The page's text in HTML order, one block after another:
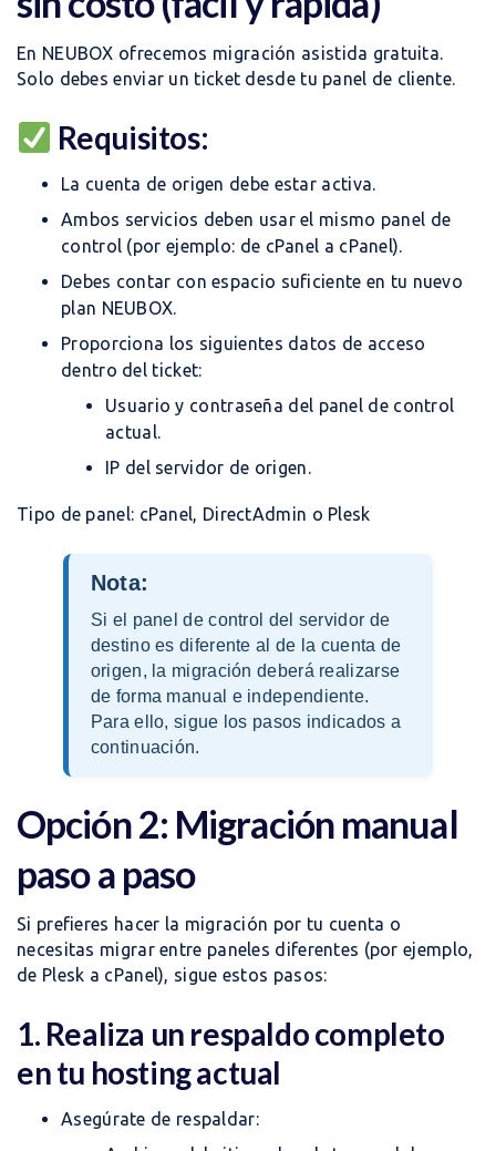
En NEUBOX ofrecemos migración asistida gratuita.
Solo debes enviar un ticket desde tu panel de cliente.
Requisitos:
La cuenta de origen debe estar activa.
Ambos servicios deben usar el mismo panel de
control (por ejemplo: de cPanel a cPanel).
Debes contar con espacio suficiente en tu nuevo
plan NEUBOX.
Proporciona los siguientes datos de acceso
dentro del ticket:
Usuario y contraseña del panel de control
actual.
IP del servidor de origen.
Tipo de panel: cPanel, DirectAdmin o Plesk
Nota:
Si el panel de control del servidor de
destino es diferente al de la cuenta de
origen, la migración deberá realizarse
de forma manual e independiente.
Para ello, sigue los pasos indicados a
continuación.
Opción 2: Migración manual
paso a paso
Si prefieres hacer la migración por tu cuenta o
necesitas migrar entre paneles diferentes (por ejemplo,
de Plesk a cPanel), sigue estos pasos:
1. Realiza un respaldo completo
en tu hosting actual
Asegúrate de respaldar: